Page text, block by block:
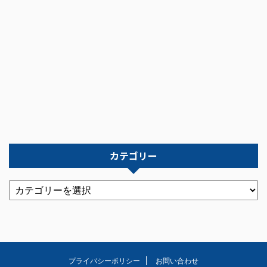
カテゴリー
プライバシーポリシー お問い合わせ